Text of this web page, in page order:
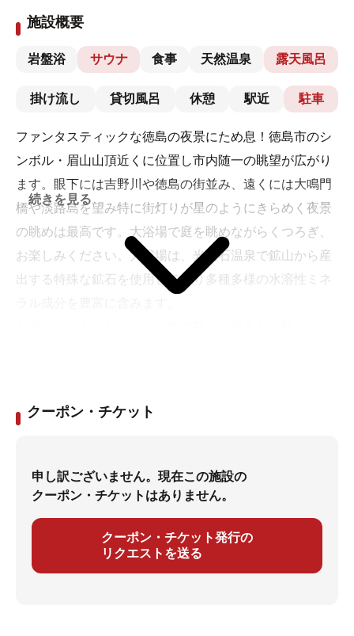
施設概要
岩盤浴 サウナ 食事 天然温泉 露天風呂
掛け流し 貸切風呂 休憩 駅近 駐車
ファンタスティックな徳島の夜景にため息！徳島市のシ
ンボル・眉山山頂近くに位置し市内随一の眺望が広がり
ます。眼下には吉野川や徳島の街並み、遠くには大鳴門
橋や淡路島を望み特に街灯りが星のようにきらめく夜景
の眺めは最高です。大浴場で庭を眺めながらくつろぎ、
お楽しみください。大浴場は、光明石温泉で鉱山から産
出する特殊な鉱石を使用しており多種多様の水溶性ミネ
続きを見る
クーポン・チケット
申し訳ございません。現在この施設の
クーポン・チケットはありません。
クーポン・チケット発行の
リクエストを送る